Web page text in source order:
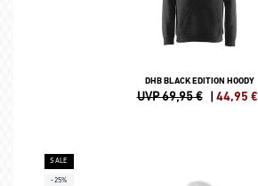
DHB BLACK EDITION HOODY
UVP 69,95 € | 44,95 €
SALE
-25%